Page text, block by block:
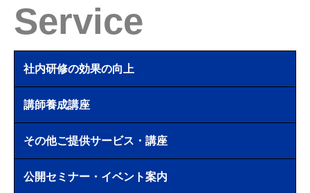
Service
社内研修の効果の向上
講師養成講座
その他ご提供サービス・講座
公開セミナー・イベント案内